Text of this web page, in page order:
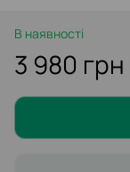
В наявності
3 980 грн